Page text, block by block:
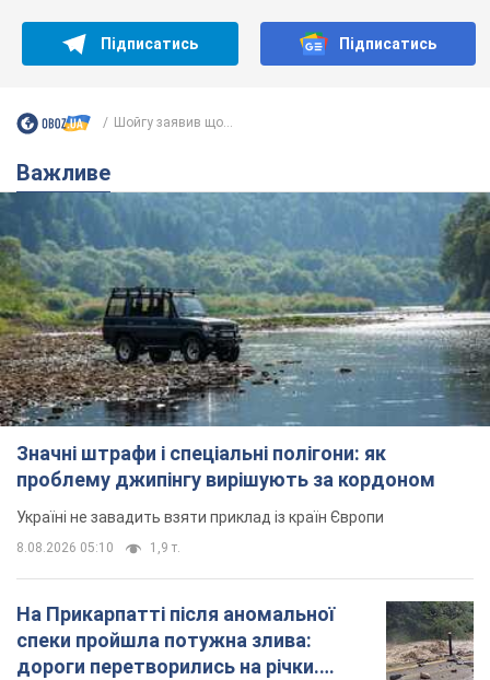
Підписатись Підписатись
Шойгу заявив що...
Важливе
Значні штрафи і спеціальні полігони: як
проблему джипінгу вирішують за кордоном
Україні не завадить взяти приклад із країн Європи
8.08.2026 05:10 1,9 т.
На Прикарпатті після аномальної
спеки пройшла потужна злива:
дороги перетворились на річки.